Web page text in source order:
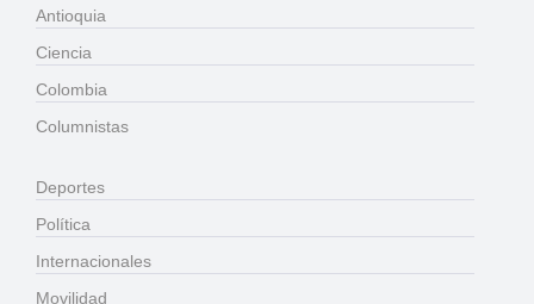
Antioquia
Ciencia
Colombia
Columnistas
Deportes
Política
Internacionales
Movilidad